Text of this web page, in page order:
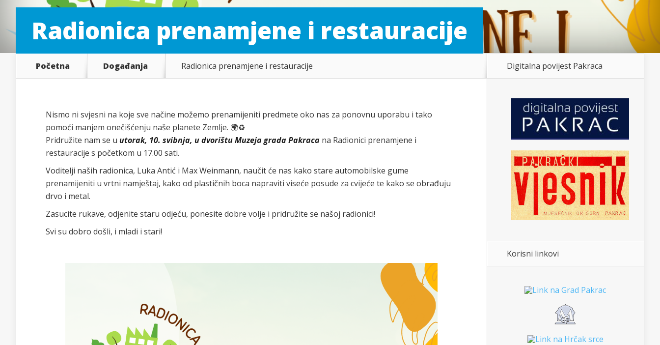
Radionica prenamjene i restauracije
Početna Događanja Radionica prenamjene i restauracije
Nismo ni svjesni na koje sve načine možemo prenamijeniti predmete oko nas za ponovnu uporabu i tako
pomoći manjem onečišćenju naše planete Zemlje. 🌍♻️
Pridružite nam se u utorak, 10. svibnja, u dvorištu Muzeja grada Pakraca na Radionici prenamjene i
restauracije s početkom u 17.00 sati.
Voditelji naših radionica, Luka Antić i Max Weinmann, naučit će nas kako stare automobilske gume
prenamijeniti u vrtni namještaj, kako od plastičnih boca napraviti viseće posude za cvijeće te kako se obrađuju
drvo i metal.
Zasucite rukave, odjenite staru odjeću, ponesite dobre volje i pridružite se našoj radionici!
Svi su dobro došli, i mladi i stari!
Digitalna povijest Pakraca
Korisni linkovi